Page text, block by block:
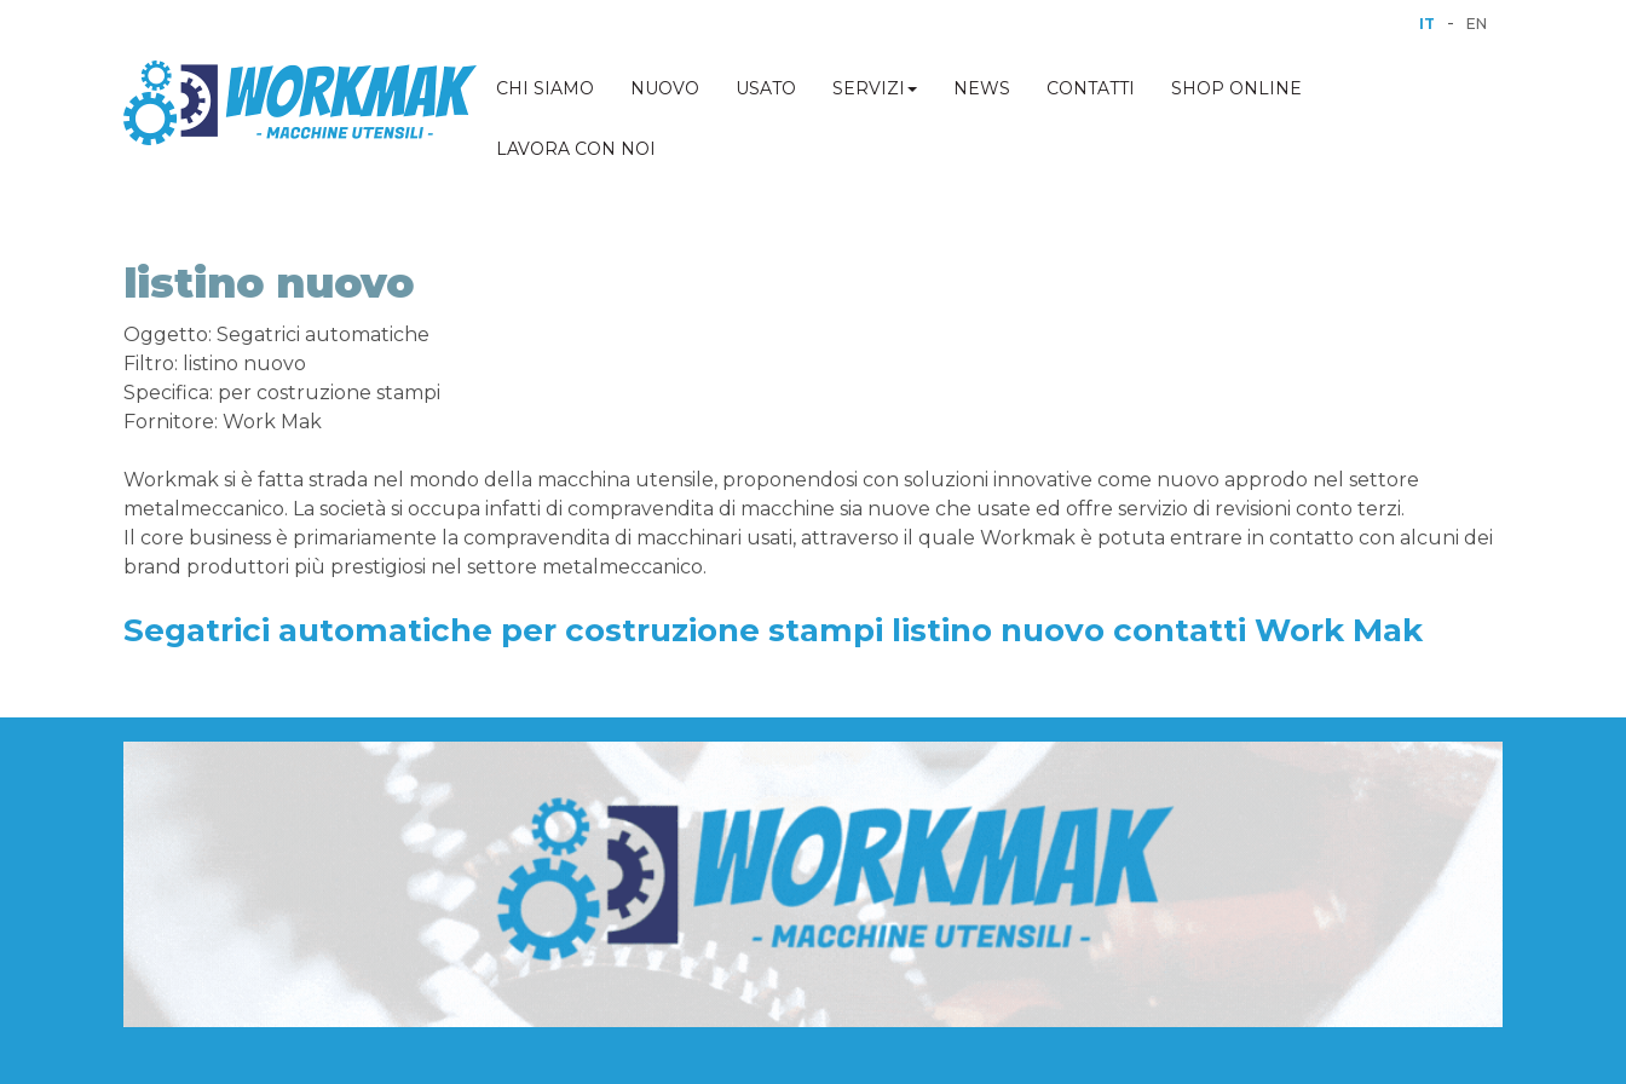
IT - EN
CHI SIAMO NUOVO USATO SERVIZI NEWS CONTATTI SHOP ONLINE
LAVORA CON NOI
listino nuovo
Oggetto: Segatrici automatiche
Filtro: listino nuovo
Specifica: per costruzione stampi
Fornitore: Work Mak
Workmak si è fatta strada nel mondo della macchina utensile, proponendosi con soluzioni innovative come nuovo approdo nel settore
metalmeccanico. La società si occupa infatti di compravendita di macchine sia nuove che usate ed offre servizio di revisioni conto terzi.
Il core business è primariamente la compravendita di macchinari usati, attraverso il quale Workmak è potuta entrare in contatto con alcuni dei
brand produttori più prestigiosi nel settore metalmeccanico.
Segatrici automatiche per costruzione stampi listino nuovo contatti Work Mak